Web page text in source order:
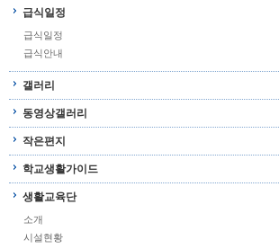
급식일정
급식일정
급식안내
갤러리
동영상갤러리
작은편지
학교생활가이드
생활교육단
소개
시설현황